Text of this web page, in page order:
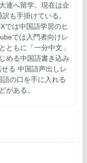
連へ留学。現在は企
も手掛けている。
では中国語学習のヒ
では入門者向けレ
ともに「一分中文」
める中国語書き込み
る 中国語声出しレ
の口を手に入れる
がある。